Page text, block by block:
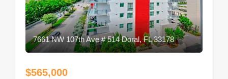
7661 NW 107th Ave # 514 Doral, FL 33178
$565,000